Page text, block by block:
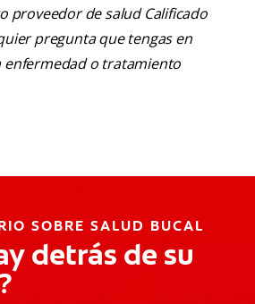
proveedor de salud Calificado
pregunta que tengas en
enfermedad o tratamiento
SOBRE SALUD BUCAL
detrás de su